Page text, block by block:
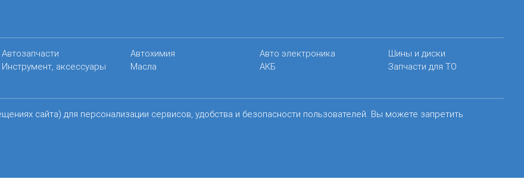
Автозапчасти
Инструмент, аксессуары
Автохимия
Масла
Авто электроника
АКБ
Шины и диски
Запчасти для ТО
сайта) для персонализации сервисов, удобства и безопасности пользователей. Вы можете запретить